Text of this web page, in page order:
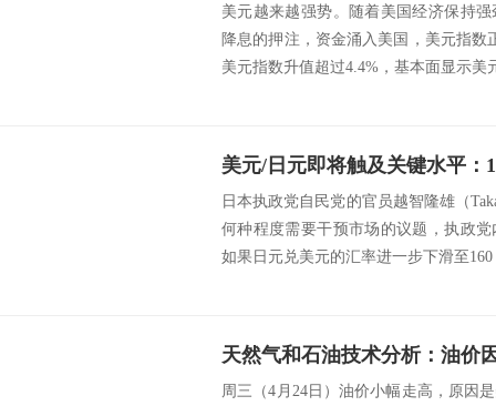
美元越来越强势。随着美国经济保持
降息的押注，资金涌入美国，美元指数
美元指数升值超过4.4%，基本面显示美
日本执政党自民党的官员越智隆雄（
何种程度需要干预市场的议题，执政
如果日元兑美元的汇率进一步下滑至
周三（4月24日）油价小幅走高，原因